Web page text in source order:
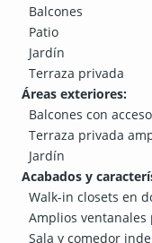
Balcones
Patio
Jardín
Terraza privada
Áreas exteriores:
Balcones con
Terraza privada
Jardín
Acabados y
Walk-in closets en
Amplios
Sala y comedor